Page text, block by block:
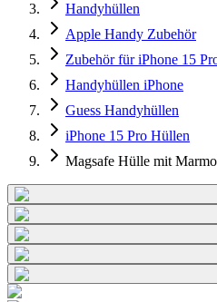
Handyhüllen
Apple Handy Zubehör
Zubehör für iPhone 15
Handyhüllen iPhone
Guess Handyhüllen
iPhone 15 Pro Hüllen
Magsafe Hülle mit